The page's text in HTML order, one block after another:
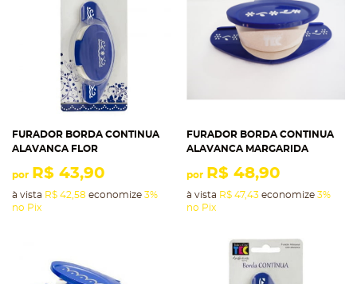
FURADOR BORDA CONTINUA
ALAVANCA FLOR
por R$ 43,90
à vista R$ 42,58 economize 3%
no Pix
FURADOR BORDA CONTINUA
ALAVANCA MARGARIDA
por R$ 48,90
à vista R$ 47,43 economize 3%
no Pix